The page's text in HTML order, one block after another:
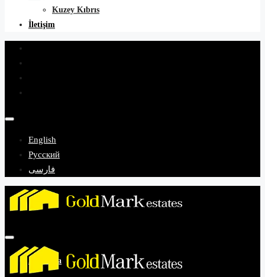
Kuzey Kıbrıs
İletişim
English
Русский
فارسی
Anasayfa